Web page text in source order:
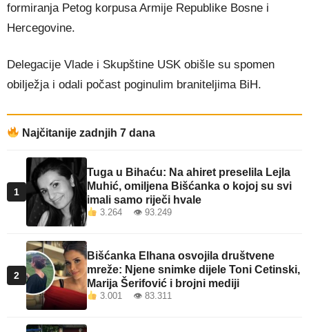
formiranja Petog korpusa Armije Republike Bosne i
Hercegovine.
Delegacije Vlade i Skupštine USK obišle su spomen
obilježja i odali počast poginulim braniteljima BiH.
Najčitanije zadnjih 7 dana
1
Tuga u Bihaću: Na ahiret preselila Lejla
Muhić, omiljena Bišćanka o kojoj su svi
imali samo riječi hvale
3.264 👁 93.249
2
Bišćanka Elhana osvojila društvene
mreže: Njene snimke dijele Toni Cetinski,
Marija Šerifović i brojni mediji
3.001 👁 83.311